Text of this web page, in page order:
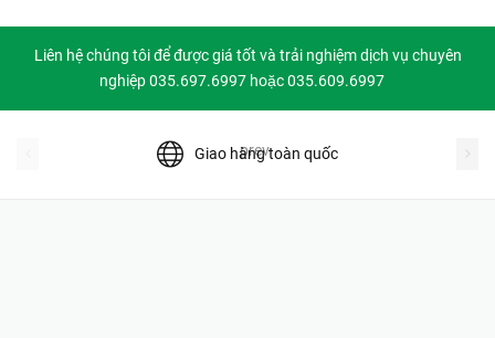
Liên hệ chúng tôi để được giá tốt và trải nghiệm dịch vụ chuyên
nghiệp 035.697.6997 hoặc 035.609.6997
Giao hàng toàn quốc
prev